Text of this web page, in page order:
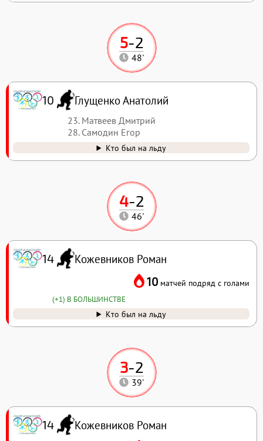
3-2
39'
14 Кожевников Роман
4-2
46'
14 Кожевников Роман
10 матчей подряд с голами
(+1) В БОЛЬШИНСТВЕ
Кто был на льду
5-2
48'
10 Глущенко Анатолий
23. Матвеев Дмитрий
28. Самодин Егор
Кто был на льду